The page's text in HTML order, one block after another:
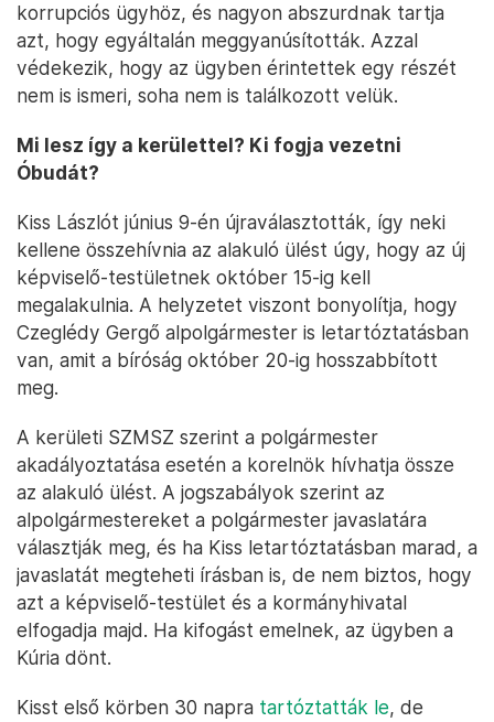
korrupciós ügyhöz, és nagyon abszurdnak tartja
azt, hogy egyáltalán meggyanúsították. Azzal
védekezik, hogy az ügyben érintettek egy részét
nem is ismeri, soha nem is találkozott velük.
Mi lesz így a kerülettel? Ki fogja vezetni
Óbudát?
Kiss Lászlót június 9-én újraválasztották, így neki
kellene összehívnia az alakuló ülést úgy, hogy az új
képviselő-testületnek október 15-ig kell
megalakulnia. A helyzetet viszont bonyolítja, hogy
Czeglédy Gergő alpolgármester is letartóztatásban
van, amit a bíróság október 20-ig hosszabbított
meg.
A kerületi SZMSZ szerint a polgármester
akadályoztatása esetén a korelnök hívhatja össze
az alakuló ülést. A jogszabályok szerint az
alpolgármestereket a polgármester javaslatára
választják meg, és ha Kiss letartóztatásban marad, a
javaslatát megteheti írásban is, de nem biztos, hogy
azt a képviselő-testület és a kormányhivatal
elfogadja majd. Ha kifogást emelnek, az ügyben a
Kúria dönt.
Kisst első körben 30 napra tartóztatták le, de